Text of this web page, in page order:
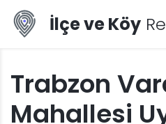
İlçe ve Köy
Trabzon
Mahallesi